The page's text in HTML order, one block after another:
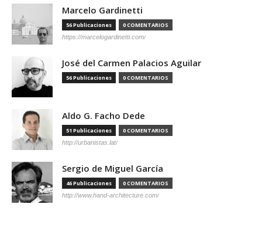
Marcelo Gardinetti
56 Publicaciones 0 COMENTARIOS
https://marcelogardinetti.com/
José del Carmen Palacios Aguilar
56 Publicaciones 0 COMENTARIOS
Aldo G. Facho Dede
51 Publicaciones 0 COMENTARIOS
http://urbanistas.lat/
Sergio de Miguel García
46 Publicaciones 0 COMENTARIOS
http://www.hand-architecture.com/